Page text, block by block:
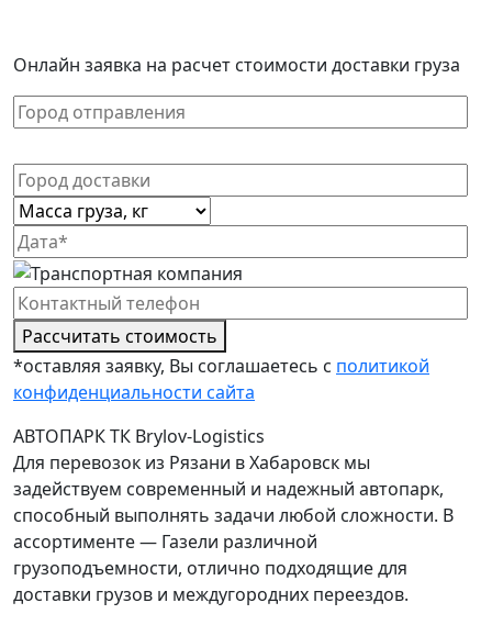
Онлайн заявка на расчет стоимости доставки груза
Рассчитать стоимость
*оставляя заявку, Вы соглашаетесь с политикой
конфиденциальности сайта
АВТОПАРК ТК Brylov-Logistics
Для перевозок из Рязани в Хабаровск мы
задействуем современный и надежный автопарк,
способный выполнять задачи любой сложности. В
ассортименте — Газели различной
грузоподъемности, отлично подходящие для
доставки грузов и междугородних переездов.